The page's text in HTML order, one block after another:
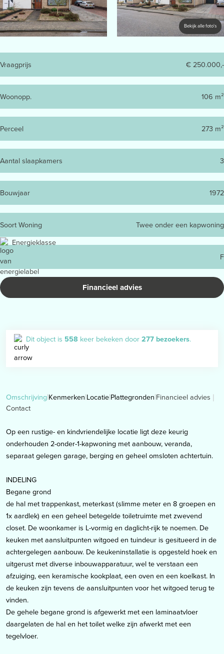
Bekijk alle foto's
Vraagprijs € 250.000,-
Woonopp. 106 m²
Perceel 273 m²
Aantal slaapkamers 3
Bouwjaar 1972
Soort Woning
Twee onder een kapwoning
Energieklasse
F
Financieel advies
Dit object is 558 keer bekeken door277 bezoekers.
OmschrijvingKenmerken LocatiePlattegronden Financieel advies
Contact
Op een rustige- en kindvriendelijke locatie ligt deze keurig
onderhouden 2-onder-1-kapwoning met aanbouw, veranda,
separaat gelegen garage, berging en geheel omsloten achtertuin.
INDELING
Begane grond
de hal met trappenkast, meterkast (slimme meter en 8 groepen en
1x aardlek) en een geheel betegelde toiletruimte met zwevend
closet. De woonkamer is L-vormig en daglicht-rijk te noemen. De
keuken met aansluitpunten witgoed en tuindeur is gesitueerd in de
achtergelegen aanbouw. De keukeninstallatie is opgesteld hoek en
uitgerust met diverse inbouwapparatuur, wel te verstaan een
afzuiging, een keramische kookplaat, een oven en een koelkast. In
de keuken zijn tevens de aansluitpunten voor het witgoed terug te
vinden.
De gehele begane grond is afgewerkt met een laminaatvloer
daargelaten de hal en het toilet welke zijn afwerkt met een
tegelvloer.